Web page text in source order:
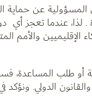
المسؤولية عن
عندما تعجز أي
والأمم
أو طلب المساعدة،
الدولي. ونؤكد